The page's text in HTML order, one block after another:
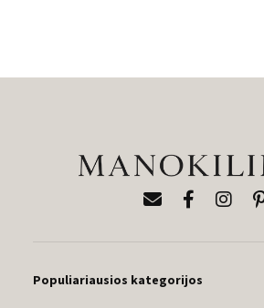
Populiariausios kategorijos